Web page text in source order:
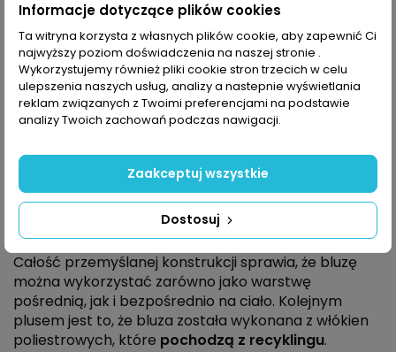
Opis
Bluza North Face Canyonlands Full Zipoferuje
idealne połączenie ciepła, swobody ruchów i stylu.
do ciała i zapewnia, że ​​nie będziesz mieć żadnych
problemów z otarciami, nawet podczas
intensywnych aktywności. Tkanina jest dość
elastyczna, dzięki czemu razem z raglanowymi
rękawami gwarantuje większą swobodę ruchów.
Całość przemyślanej konstrukcji sprawia, że bluzę
można wykorzystać zarówno jako warstwę
pośrednią, jak i bezpośrednio na ciało. Kolejnym
plusem jest to, że bluza została wykonana z włókien
poliestrowych, które pochodzą z recyklingu.
Informacje dotyczące plików cookies
Ta witryna korzysta z własnych plików cookie, aby zapewnić Ci
najwyższy poziom doświadczenia na naszej stronie .
Wykorzystujemy również pliki cookie stron trzecich w celu
ulepszenia naszych usług, analizy a nastepnie wyświetlania
reklam związanych z Twoimi preferencjami na podstawie
analizy Twoich zachowań podczas nawigacji.
Dostosuj
Zaakceptuj wszystkie